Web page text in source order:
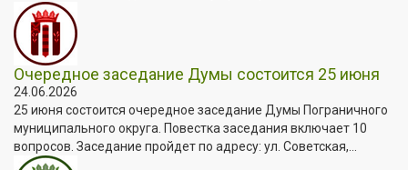
Очередное заседание Думы состоится 25 июня
24.06.2026
25 июня состоится очередное заседание Думы Пограничного
муниципального округа. Повестка заседания включает 10
вопросов. Заседание пройдет по адресу: ул. Советская,...